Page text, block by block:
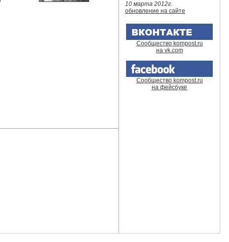
10 марта 2012г.
обновление на сайте
Сообщество kompost.ru
на vk.com
Сообщество kompost.ru
на фейсбуке